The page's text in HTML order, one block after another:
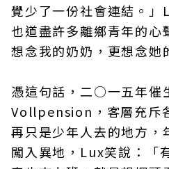
覺少了一份社會連結。」
也道盡許多離鄉青年的心
想念我的奶奶，更想念她
憑這句話，二○一五年催
Vollpension，客層充斥
再只是少年人去的地方，
闖入異地，Lux笑說：「